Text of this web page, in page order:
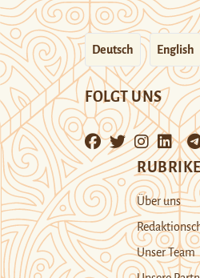
Deutsch English
FOLGT UNS
Über uns
Unser Team